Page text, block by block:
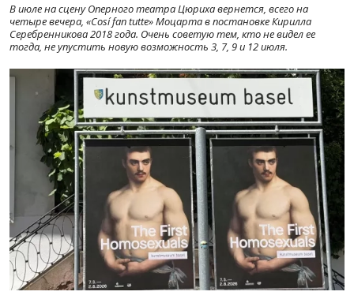
В июле на сцену Оперного театра Цюриха вернется, всего на
четыре вечера, «Cosí fan tutte» Моцарта в постановке Кирилла
Серебренникова 2018 года. Очень советую тем, кто не видел ее
тогда, не упустить новую возможность 3, 7, 9 и 12 июля.